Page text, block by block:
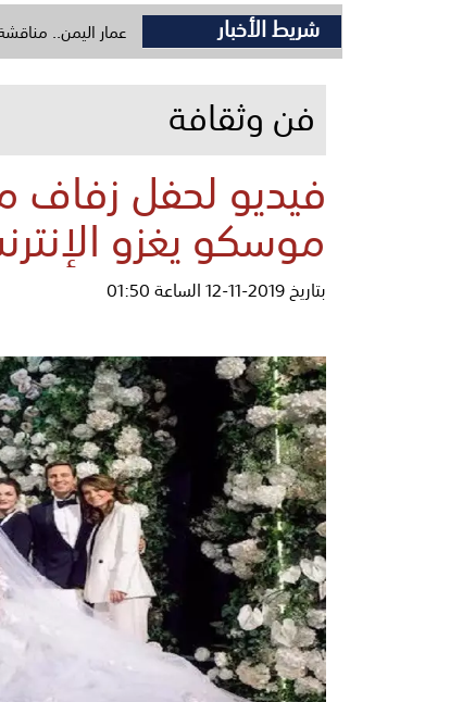
شريط الأخبار
ومدير البرنامج السعودي لتنمية وإعمار اليمن.. مناقشة اعتماد
فن وثقافة
فيديو لحفل زفاف
موسكو يغزو
بتاريخ 2019-11-12 الساعة 01:50